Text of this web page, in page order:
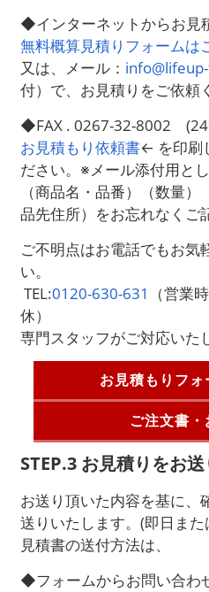
◆インターネットからお見
無料概算見積りフォームは
又は、メール：
付）で、お見積りをご依頼
◆FAX . 0267-32-8002 (24
お見積もり依頼書← を印刷
ださい。※メール添付用と
（商品名・品番）（数量）
品先住所）をお忘れなくご
ご不明点はお電話でもお気
い。
TEL:0120-630-631
（営業
休）
専門スタッフがご対応いた
お見積もりフォ
ご注文書・
STEP.3 お見積りをお
お送り頂いた内容を基に、
送りいたします。(即日ま
見積書の送付方法は、
◆フォームからお問い合わ